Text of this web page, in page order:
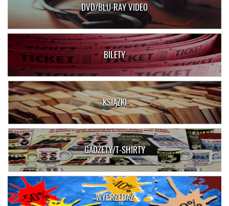
DVD/BLU-RAY VIDEO
BILETY
KSIĄŻKI
GADŻETY/T-SHIRTY
WYPRZEDAŻ